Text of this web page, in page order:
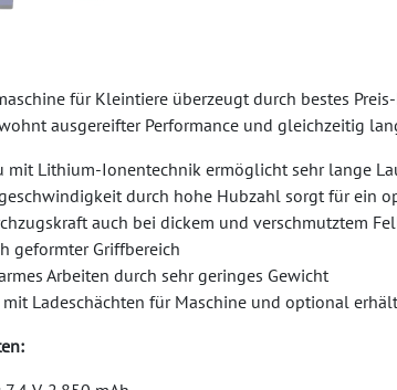
für Kleintiere überzeugt durch bestes
ausgereifter Performance und gleichzeitig
mit Lithium-Ionentechnik ermöglicht sehr lange
durch hohe Hubzahl sorgt für ein
auch bei dickem und verschmutztem
geformter Griffbereich
Arbeiten durch sehr geringes Gewicht
Ladeschächten für Maschine und optional